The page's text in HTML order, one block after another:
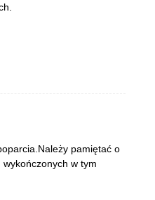
pamiętać o
w tym